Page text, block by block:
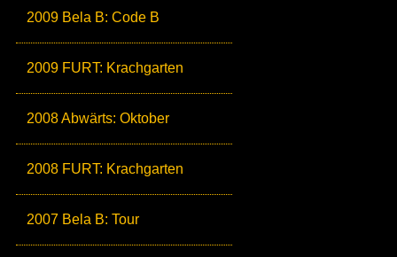
2009 Bela B: Code B
2009 FURT: Krachgarten
2008 Abwärts: Oktober
2008 FURT: Krachgarten
2007 Bela B: Tour